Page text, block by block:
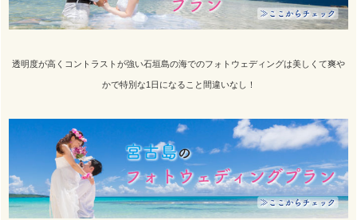
透明度が高くコントラストが強い石垣島の海でのフォトウェディングは美しくて爽や
かで特別な1日になること間違いなし！